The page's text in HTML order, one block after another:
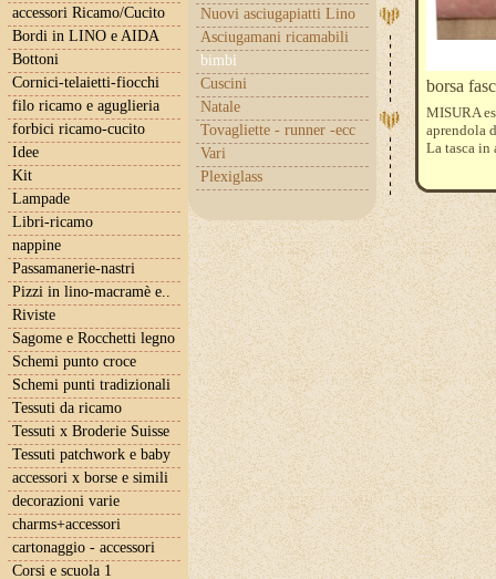
Nuovi asciugapiatti Lino
Asciugamani ricamabili
bimbi
Cuscini
Natale
Tovagliette - runner -ecc
Vari
Plexiglass
accessori Ricamo/Cucito
Bordi in LINO e AIDA
Bottoni
Cornici-telaietti-fiocchi
filo ricamo e aguglieria
forbici ricamo-cucito
Idee
Kit
Lampade
Libri-ricamo
nappine
Passamanerie-nastri
Pizzi in lino-macramè e..
Riviste
Sagome e Rocchetti legno
Schemi punto croce
Schemi punti tradizionali
Tessuti da ricamo
Tessuti x Broderie Suisse
Tessuti patchwork e baby
accessori x borse e simili
decorazioni varie
charms+accessori
cartonaggio - accessori
Corsi e scuola 1
borsa
MISURA
aprendola
La tasca in